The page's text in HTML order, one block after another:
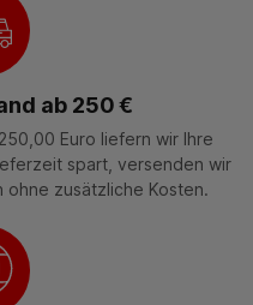
ab 250 €
Euro liefern wir Ihre
spart, versenden wir
ohne zusätzliche Kosten.